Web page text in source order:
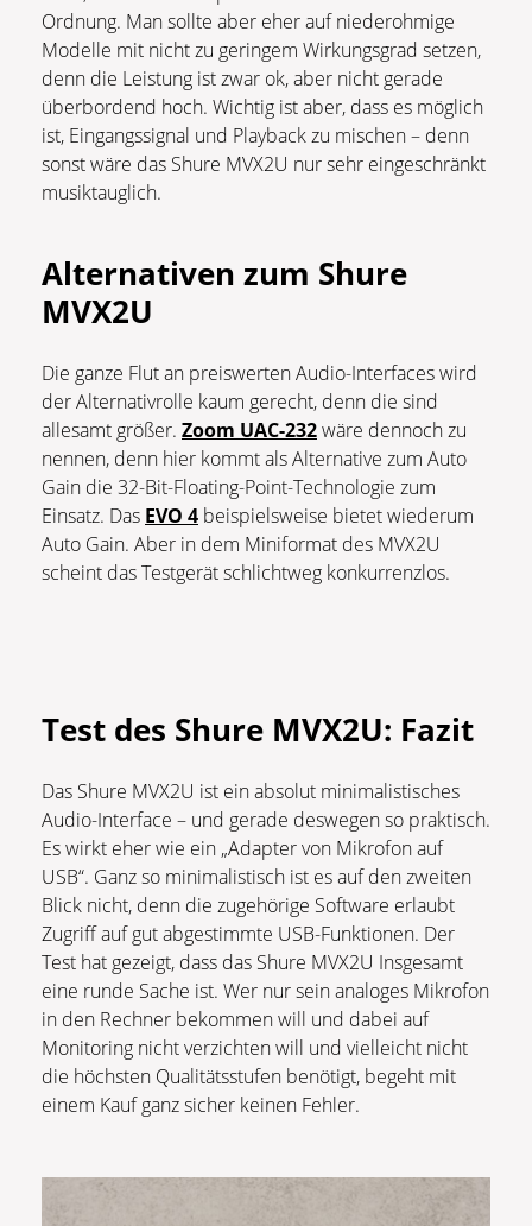
Ordnung. Man sollte aber eher auf niederohmige
Modelle mit nicht zu geringem Wirkungsgrad setzen,
denn die Leistung ist zwar ok, aber nicht gerade
überbordend hoch. Wichtig ist aber, dass es möglich
ist, Eingangssignal und Playback zu mischen – denn
sonst wäre das Shure MVX2U nur sehr eingeschränkt
musiktauglich.
Alternativen zum Shure
MVX2U
Die ganze Flut an preiswerten Audio-Interfaces wird
der Alternativrolle kaum gerecht, denn die sind
allesamt größer. Zoom UAC-232wäre dennoch zu
nennen, denn hier kommt als Alternative zum Auto
Gain die 32-Bit-Floating-Point-Technologie zum
Einsatz. Das EVO 4 beispielsweise bietet wiederum
Auto Gain. Aber in dem Miniformat des MVX2U
scheint das Testgerät schlichtweg konkurrenzlos.
Test des Shure MVX2U: Fazit
Das Shure MVX2U ist ein absolut minimalistisches
Audio-Interface – und gerade deswegen so praktisch.
Es wirkt eher wie ein „Adapter von Mikrofon auf
USB“. Ganz so minimalistisch ist es auf den zweiten
Blick nicht, denn die zugehörige Software erlaubt
Zugriff auf gut abgestimmte USB-Funktionen. Der
Test hat gezeigt, dass das Shure MVX2U Insgesamt
eine runde Sache ist. Wer nur sein analoges Mikrofon
in den Rechner bekommen will und dabei auf
Monitoring nicht verzichten will und vielleicht nicht
die höchsten Qualitätsstufen benötigt, begeht mit
einem Kauf ganz sicher keinen Fehler.